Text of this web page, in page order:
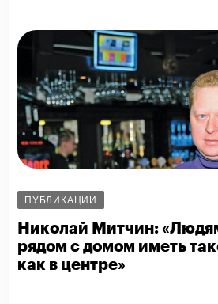
ПУБЛИКАЦИИ
Николай Митчин:
рядом с домом иметь
как в центре»